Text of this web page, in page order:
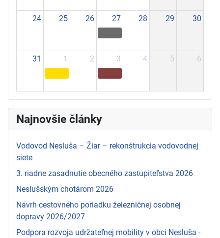
24 25 26 27 28 29 30
31 1 2 3 4 5 6
Najnovšie články
Vodovod Nesluša – Žiar – rekonštrukcia vodovodnej
siete
3. riadne zasadnutie obecného zastupiteľstva 2026
Neslušským chotárom 2026
Návrh cestovného poriadku železničnej osobnej
dopravy 2026/2027
Podpora rozvoja udržateľnej mobility v obci Nesluša -